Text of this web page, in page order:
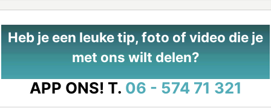
Heb je een leuke tip, foto of video die je
met ons wilt delen?
APP ONS! T. 06 - 574 71 321